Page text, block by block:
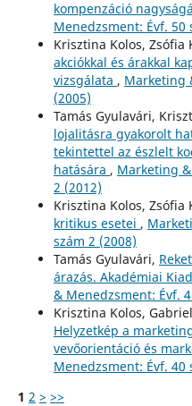
kompenzáció
Menedzsment: Évf. 50
Krisztina Kolos, Zsófia
akciókkal és árakkal
vizsgálata , Marketing
(2005)
Tamás Gyulavári,
lojalitásra gyakorolt
tekintettel az észlelt
hatására , Marketing
2 (2012)
Krisztina Kolos, Zsófia
kritikus esetei ,
szám 2 (2008)
Tamás Gyulavári,
árazás. Akadémiai
& Menedzsment: Évf.
Krisztina Kolos,
Helyzetkép a
vevőorientáció és
Menedzsment: Évf. 40
1 2 > >>